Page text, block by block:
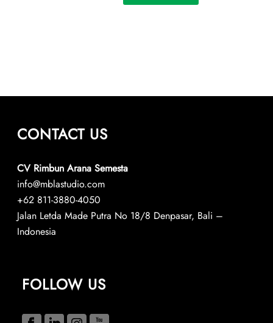
CONTACT US
CV Rimbun Arana Semesta
info@mblastudio.com
+62 811-3880-4050
Jalan Letda Made Putra No 18/8 Denpasar, Bali –
Indonesia
FOLLOW US